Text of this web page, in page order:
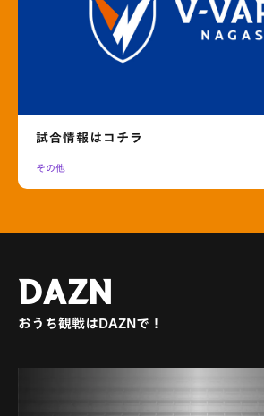
試合情報はコチラ
その他
DAZN
おうち観戦はDAZNで！